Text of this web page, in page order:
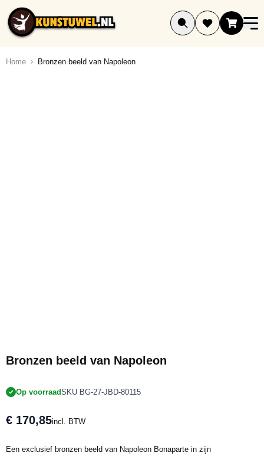
Ga naar de inhoud
Home Bronzen beeld van Napoleon
Bronzen beeld van Napoleon
Op voorraadSKU BG-27-JBD-80115
€ 170,85incl. BTW
Een exclusief bronzen beeld van Napoleon Bonaparte in zijn